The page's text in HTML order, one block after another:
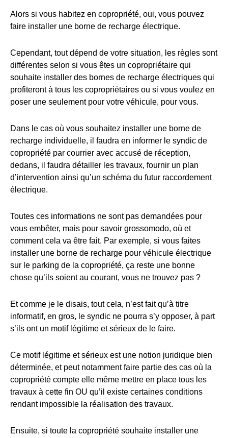
Alors si vous habitez en copropriété, oui, vous pouvez
faire installer une borne de recharge électrique.
Cependant, tout dépend de votre situation, les règles sont
différentes selon si vous êtes un copropriétaire qui
souhaite installer des bornes de recharge électriques qui
profiteront à tous les copropriétaires ou si vous voulez en
poser une seulement pour votre véhicule, pour vous.
Dans le cas où vous souhaitez installer une borne de
recharge individuelle, il faudra en informer le syndic de
copropriété par courrier avec accusé de réception,
dedans, il faudra détailler les travaux, fournir un plan
d’intervention ainsi qu’un schéma du futur raccordement
électrique.
Toutes ces informations ne sont pas demandées pour
vous embêter, mais pour savoir grossomodo, où et
comment cela va être fait. Par exemple, si vous faites
installer une borne de recharge pour véhicule électrique
sur le parking de la copropriété, ça reste une bonne
chose qu’ils soient au courant, vous ne trouvez pas ?
Et comme je le disais, tout cela, n’est fait qu’à titre
informatif, en gros, le syndic ne pourra s’y opposer, à part
s’ils ont un motif légitime et sérieux de le faire.
Ce motif légitime et sérieux est une notion juridique bien
déterminée, et peut notamment faire partie des cas où la
copropriété compte elle même mettre en place tous les
travaux à cette fin OU qu’il existe certaines conditions
rendant impossible la réalisation des travaux.
Ensuite, si toute la copropriété souhaite installer une